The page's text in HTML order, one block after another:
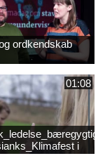
ordkendskab
01:08
i